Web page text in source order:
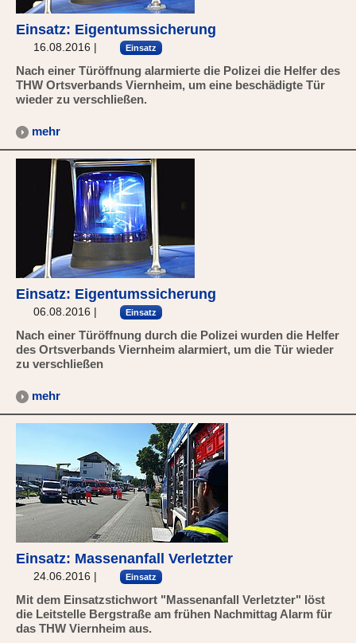
Einsatz: Eigentumssicherung
16.08.2016 | Einsatz
Nach einer Türöffnung alarmierte die Polizei die Helfer des
THW Ortsverbands Viernheim, um eine beschädigte Tür
wieder zu verschließen.
mehr
Einsatz: Eigentumssicherung
06.08.2016 | Einsatz
Nach einer Türöffnung durch die Polizei wurden die Helfer
des Ortsverbands Viernheim alarmiert, um die Tür wieder
zu verschließen
mehr
Einsatz: Massenanfall Verletzter
24.06.2016 | Einsatz
Mit dem Einsatzstichwort "Massenanfall Verletzter" löst
die Leitstelle Bergstraße am frühen Nachmittag Alarm für
das THW Viernheim aus.